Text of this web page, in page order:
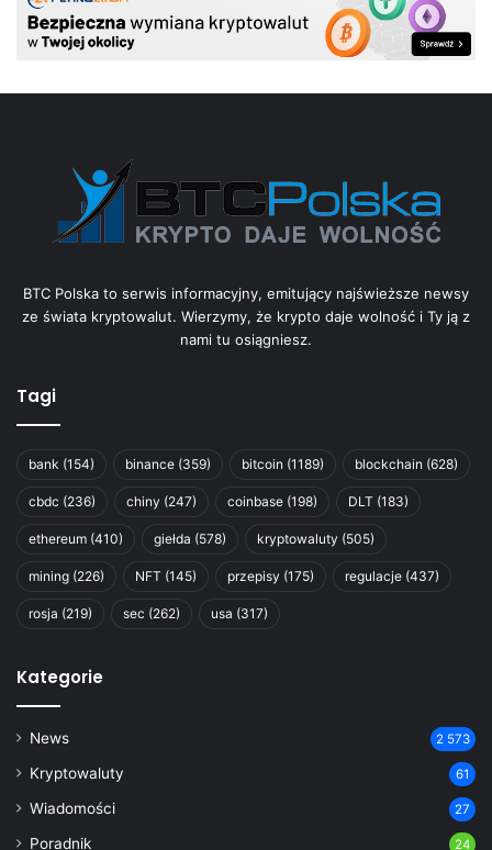
BTC Polska to serwis informacyjny, emitujący najświeższe newsy
ze świata kryptowalut. Wierzymy, że krypto daje wolność i Ty ją z
nami tu osiągniesz.
Tagi
bank (154) binance (359) bitcoin (1189) blockchain (628)
cbdc (236) chiny (247) coinbase (198) DLT (183)
ethereum (410) giełda (578) kryptowaluty (505)
mining (226) NFT (145) przepisy (175) regulacje (437)
rosja (219) sec (262) usa (317)
Kategorie
News 2 573
Kryptowaluty 61
Wiadomości 27
Poradnik 24